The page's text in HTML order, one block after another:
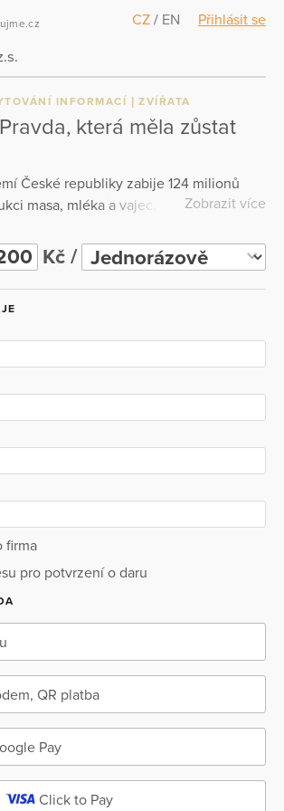
CZ / EN Přihlásit se
INFORMACÍ ZVÍŘATA
která měla zůstat
České republiky zabije 124 milionů
masa, mléka a vajec. Toto číslo je tak
možná ani neumíme představit. A
kde a jak takové množství zvířat
odhaluje pravdu, jíž živočišný
tají. Pomocí záběrů ze skrytých kamer
ploty a vysoké zdi českých velkochovů,
domácích chovů, aby ukázal skutečný
jedince ukryté za úhlednými balíčky v
je jako jedinečné bytosti bojující
dechu.
Zobrazit více
Kč /
firma
pro potvrzení o daru
QR platba
Pay
Click to Pay